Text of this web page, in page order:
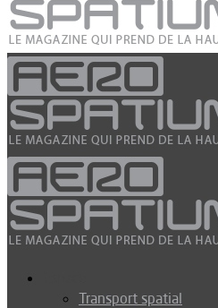
Transport spatial